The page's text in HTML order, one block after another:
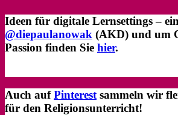
Ideen für digitale Lernsettings –
@diepaulanowak (AKD) und um
Passion finden Sie hier.
Auch aufPinterest sammeln wir
für den Religionsunterricht!